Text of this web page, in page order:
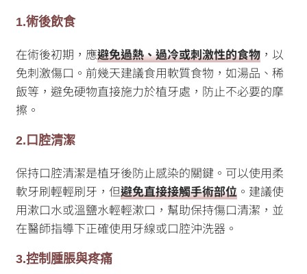
1.術後飲食
在術後初期，應避免過熱、過冷或刺激性的食物 ，以
免刺激傷口。前幾天建議食用軟質食物，如湯品、稀
飯等，避免硬物直接施力於植牙處，防止不必要的摩
擦。
2.口腔清潔
保持口腔清潔是植牙後防止感染的關鍵。可以使用柔
軟牙刷輕輕刷牙，但避免直接接觸手術部位 。建議使
用漱口水或溫鹽水輕輕漱口，幫助保持傷口清潔，並
在醫師指導下正確使用牙線或口腔沖洗器。
3.控制腫脹與疼痛